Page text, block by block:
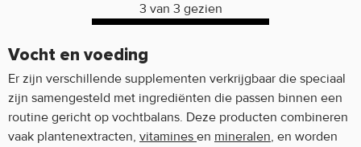
3 van 3 gezien
Vocht en voeding
Er zijn verschillende supplementen verkrijgbaar die speciaal
zijn samengesteld met ingrediënten die passen binnen een
routine gericht op vochtbalans. Deze producten combineren
vaak plantenextracten, vitamines en mineralen, en worden